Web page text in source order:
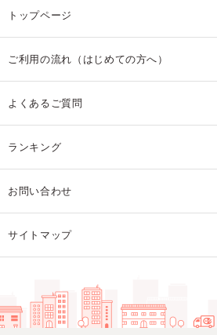
トップページ
ご利用の流れ（はじめての方へ）
よくあるご質問
ランキング
お問い合わせ
サイトマップ